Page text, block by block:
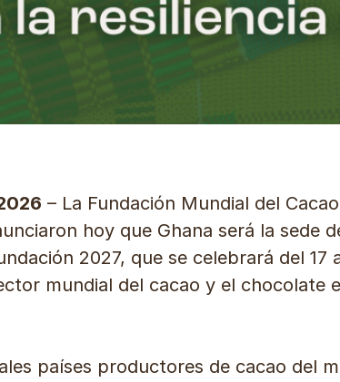
– La Fundación Mundial del
hoy que Ghana será la sede
2027, que se celebrará del 17
mundial del cacao y el chocolate
países productores de cacao del